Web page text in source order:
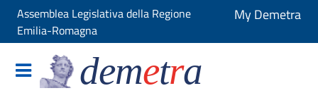
Assemblea Legislativa della Regione
Emilia-Romagna
My Demetra
demetra